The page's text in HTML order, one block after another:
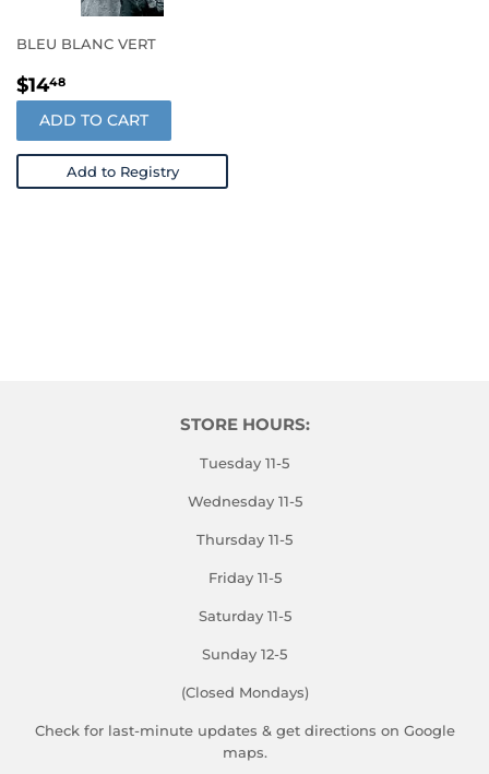
BLEU BLANC VERT
REGULAR
PRICE
$1448
ADD TO CART
Add to Registry
STORE HOURS:
Tuesday 11-5
Wednesday 11-5
Thursday 11-5
Friday 11-5
Saturday 11-5
Sunday 12-5
(Closed Mondays)
Check for last-minute updates & get directions on Google
maps.